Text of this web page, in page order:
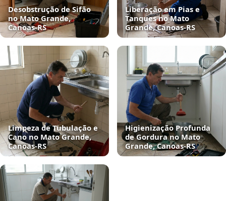
Desobstrução de Sifão
no Mato Grande,
Canoas‑RS
Liberação em Pias e
Tanques no Mato
Grande, Canoas‑RS
Limpeza de Tubulação e
Cano no Mato Grande,
Canoas‑RS
Higienização Profunda
de Gordura no Mato
Grande, Canoas‑RS